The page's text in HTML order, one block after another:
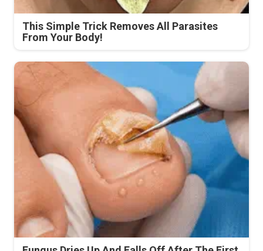
This Simple Trick Removes All Parasites
From Your Body!